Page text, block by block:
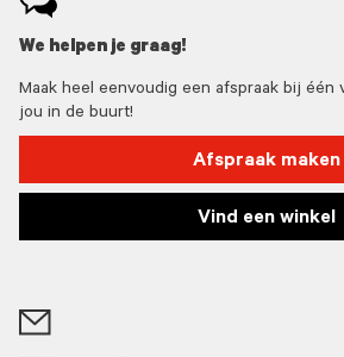
We helpen je graag!
Maak heel eenvoudig een afspraak bij één
jou in de buurt!
Afspraak maken
Vind een winkel